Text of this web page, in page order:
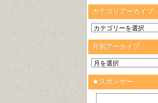
カテゴリアーカイブ
月別アーカイブ
★スポンサー